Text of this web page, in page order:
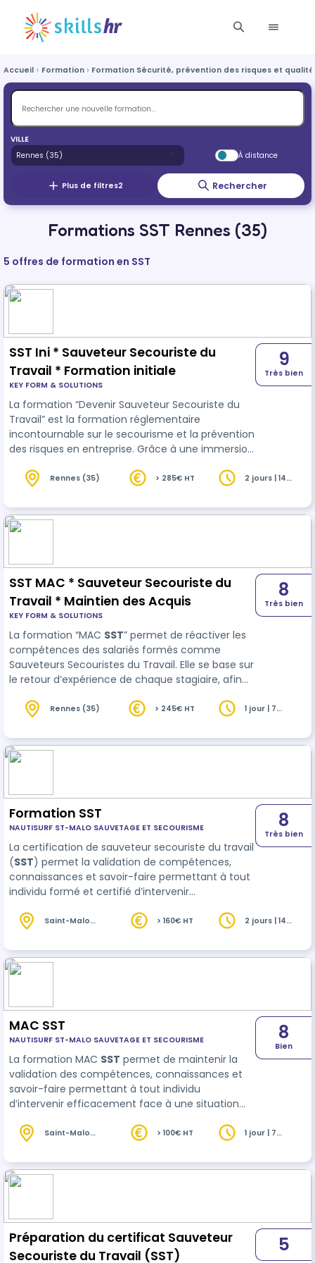
Accueil Formation Formation Sécurité, prévention des risques et qualité
VILLE
À distance
Plus de filtres2 Rechercher
Formations SST Rennes (35)
5 offres de formation en SST
SST Ini * Sauveteur Secouriste du
Travail * Formation initiale
KEY FORM & SOLUTIONS
La formation “Devenir Sauveteur Secouriste du
Travail” est la formation réglementaire
incontournable sur le secourisme et la prévention
des risques en entreprise. Grâce à une immersion
obtiendront les compétences opérationnelles
en détresse et participer activement à la
démarche de prévention au sein de l’entreprise.
9
Très bien
Rennes (35) > 285€ HT
2 jours | 14
SST MAC * Sauveteur Secouriste du
Travail * Maintien des Acquis
KEY FORM & SOLUTIONS
La formation “MAC SST” permet de réactiver les
compétences des salariés formés comme
Sauveteurs Secouristes du Travail. Elle se base sur
le retour d’expérience de chaque stagiaire, afin
sur les compétences de secourisme …
8
Très bien
Rennes (35) > 245€ HT
1 jour | 7
Formation SST
NAUTISURF ST-MALO SAUVETAGE ET SECOURISME
La certification de sauveteur secouriste du travail
(SST) permet la validation de compétences,
connaissances et savoir-faire permettant à tout
individu formé et certifié d’intervenir
en matière de prévention, de mettre en
8
Très bien
Saint-Malo
> 160€ HT
2 jours | 14
MAC SST
NAUTISURF ST-MALO SAUVETAGE ET SECOURISME
La formation MAC SST permet de maintenir la
validation des compétences, connaissances et
savoir-faire permettant à tout individu
d’intervenir efficacement face à une situation
mettre en application ses compétences au profit
8
Bien
Saint-Malo
> 100€ HT
1 jour | 7
Préparation du certificat Sauveteur
Secouriste du Travail (SST)
5